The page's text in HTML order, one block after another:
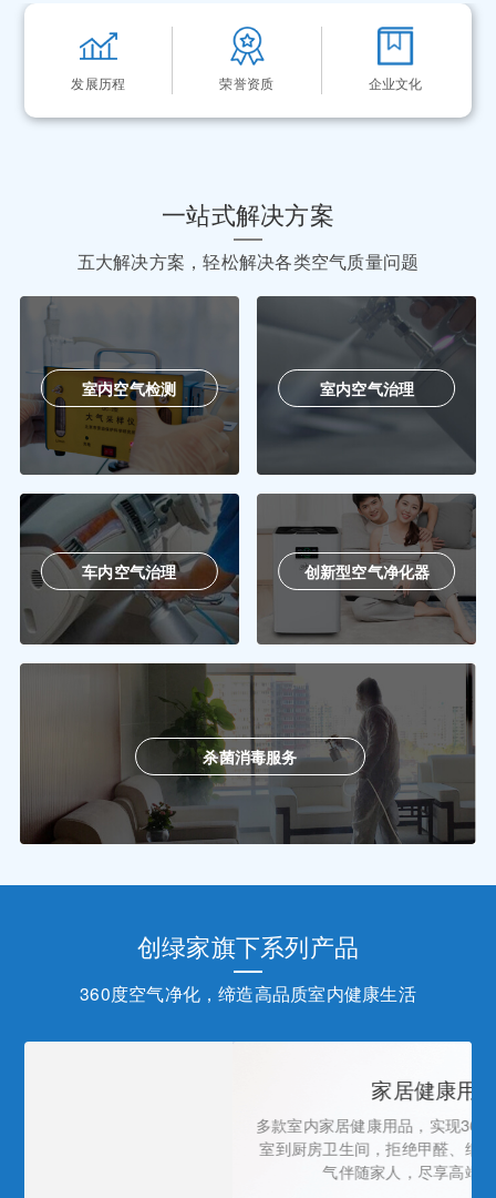
发展历程 荣誉资质 企业文化
一站式解决方案
五大解决方案，轻松解决各类空气质量问题
室内空气检测 室内空气治理
车内空气治理 创新型空气净化器
杀菌消毒服务
创绿家旗下系列产品
360度空气净化，缔造高品质室内健康生活
多款室内家居健康用品，实现360°全方位空气净化， 从卧
室到厨房卫生间，拒绝甲醛、细菌、异味，让清新健康空
气伴随家人，尽享高端品质健康生活。